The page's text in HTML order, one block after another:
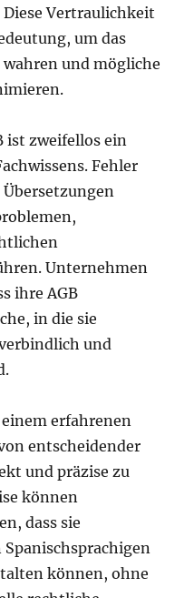
Vertraulichkeit
um das
und mögliche
ist zweifellos ein
Fehler
Unternehmen
ihre AGB
in die sie
und
erfahrenen
entscheidender
und präzise zu
können
dass sie
können, ohne